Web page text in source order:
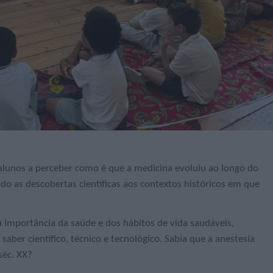
a perceber como é que a medicina evoluiu ao longo do
as descobertas científicas aos contextos históricos em que
da saúde e dos hábitos de vida saudáveis,
científico, técnico e tecnológico. Sabia que a anestesia
XX?